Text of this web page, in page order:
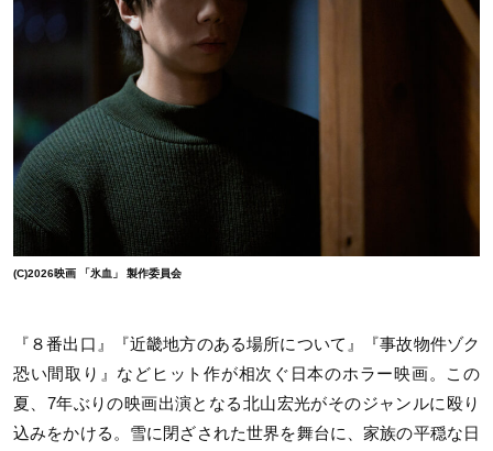
(C)2026映画 「氷血」 製作委員会
『８番出口』『近畿地方のある場所について』『事故物件ゾク
恐い間取り』などヒット作が相次ぐ日本のホラー映画。この
夏、7年ぶりの映画出演となる北山宏光がそのジャンルに殴り
込みをかける。雪に閉ざされた世界を舞台に、家族の平穏な日